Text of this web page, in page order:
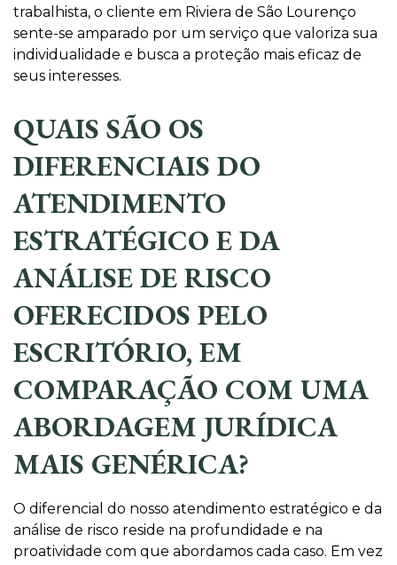
trabalhista, o cliente em Riviera de São Lourenço
sente-se amparado por um serviço que valoriza sua
individualidade e busca a proteção mais eficaz de
seus interesses.
QUAIS SÃO OS
DIFERENCIAIS DO
ATENDIMENTO
ESTRATÉGICO E DA
ANÁLISE DE RISCO
OFERECIDOS PELO
ESCRITÓRIO, EM
COMPARAÇÃO COM UMA
ABORDAGEM JURÍDICA
MAIS GENÉRICA?
O diferencial do nosso atendimento estratégico e da
análise de risco reside na profundidade e na
proatividade com que abordamos cada caso. Em vez